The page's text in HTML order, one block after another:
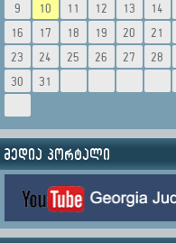
9
10 11 12 13 14
16
17 18 19 20 21
23
24 25 26 27 28
30
31
მედია პორტალი